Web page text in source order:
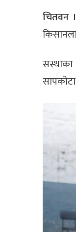
चितवन ।
सस्थाका